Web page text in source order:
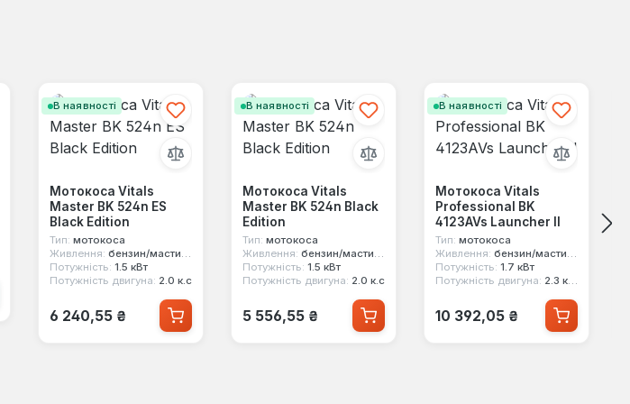
В наявності
Мотокоса Vitals
Master BK 524n ES
Black Edition
Тип: мотокоса
Живлення: бензин/мастило
Потужність: 1.5 кВт
Потужність двигуна: 2.0 к.с
Звичайна ціна:
6 240,55 ₴
В наявності
Мотокоса Vitals
Master BK 524n Black
Edition
Тип: мотокоса
Живлення: бензин/мастило
Потужність: 1.5 кВт
Потужність двигуна: 2.0 к.с
Звичайна ціна:
5 556,55 ₴
В наявності
Мотокоса Vitals
Professional BK
4123AVs Launcher II
Тип: мотокоса
Живлення: бензин/мастило
Потужність: 1.7 кВт
Потужність двигуна: 2.3 к.с.
Звичайна ціна:
10 392,05 ₴